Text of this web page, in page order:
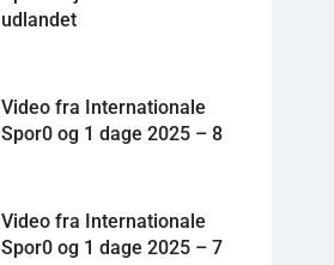
udlandet
Video fra Internationale
Spor0 og 1 dage 2025 – 8
Video fra Internationale
Spor0 og 1 dage 2025 – 7